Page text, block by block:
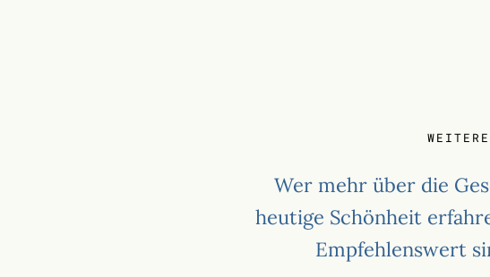
Wer mehr über die
heutige Schönheit
Empfehlenswert